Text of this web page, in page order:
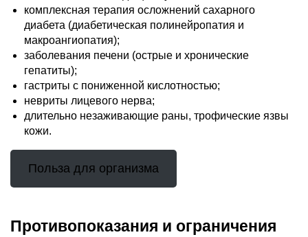
комплексная терапия осложнений сахарного
диабета (диабетическая полинейропатия и
макроангиопатия);
заболевания печени (острые и хронические
гепатиты);
гастриты с пониженной кислотностью;
невриты лицевого нерва;
длительно незаживающие раны, трофические язвы
кожи.
Польза для организма
Противопоказания и ограничения